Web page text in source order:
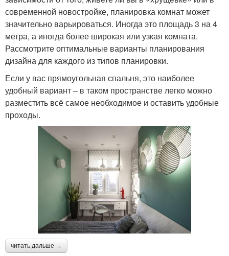
современной новостройке, планировка комнат может
значительно варьироваться. Иногда это площадь 3 на 4
метра, а иногда более широкая или узкая комната.
Рассмотрите оптимальные варианты планирования
дизайна для каждого из типов планировки.
Если у вас прямоугольная спальня, это наиболее
удобный вариант – в таком пространстве легко можно
разместить всё самое необходимое и оставить удобные
проходы.
читать дальше →